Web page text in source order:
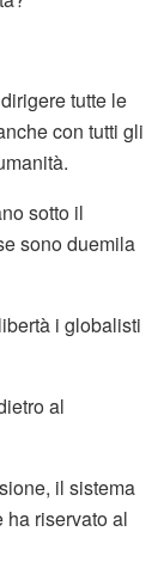
tutte le
con tutti gli
sotto il
sono duemila
i globalisti
al
il sistema
ha riservato al